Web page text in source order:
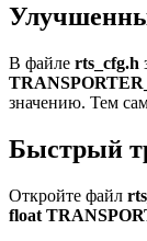
В файле rts_cfg.h
значению. Тем
Быстрый
Откройте файл
float